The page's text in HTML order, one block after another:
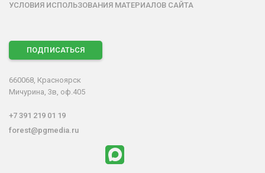
УСЛОВИЯ ИСПОЛЬЗОВАНИЯ МАТЕРИАЛОВ САЙТА
ПОДПИСАТЬСЯ
660068, Красноярск
Мичурина, 3в, оф.405
+7 391 219 01 19
forest@pgmedia.ru